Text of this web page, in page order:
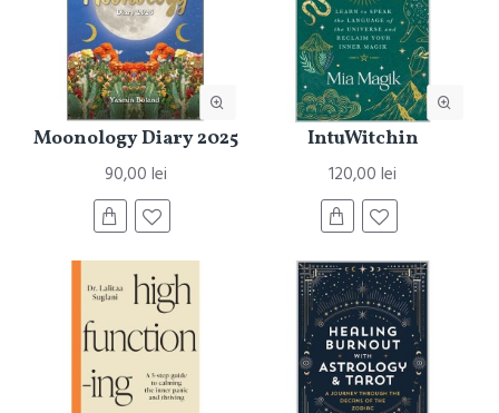
Moonology Diary 2025
90,00 lei
IntuWitchin
120,00 lei